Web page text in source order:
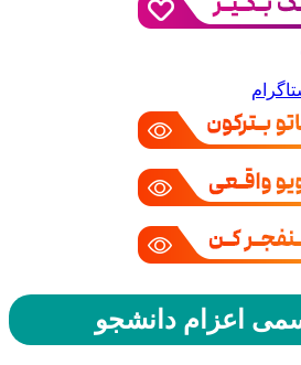
اعزام دانشجو